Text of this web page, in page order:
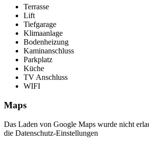
Terrasse
Lift
Tiefgarage
Klimaanlage
Bodenheizung
Kaminanschluss
Parkplatz
Küche
TV Anschluss
WIFI
Maps
Das Laden von Google Maps wurde nicht
die Datenschutz-Einstellungen